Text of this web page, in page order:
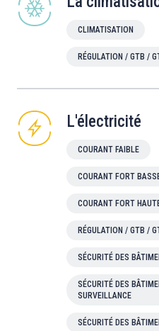
CLIMATISATION
RÉGULATION / GTB /
L'électricité
COURANT FAIBLE
COURANT FORT
COURANT FORT
RÉGULATION / GTB /
SÉCURITÉ DES
SÉCURITÉ DES
SURVEILLANCE
SÉCURITÉ DES